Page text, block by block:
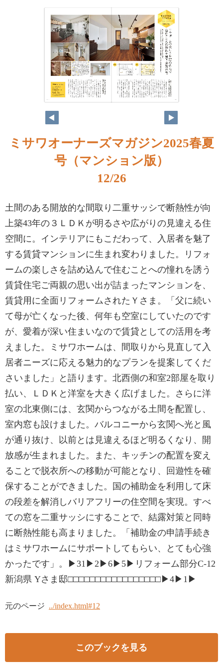
ミサワオーナーズマガジン2025春夏
号（マンション版）
12/26
土間のある開放的な間取り二重サッシで断熱性が向
上築43年の３ＬＤＫが明るさや広がりの見違える住
空間に。インテリアにもこだわって、入居者を魅了
する賃貸マンションに生まれ変わりました。リフォ
ームの楽しさを詰め込んで住むことへの憧れを誘う
賃貸住宅ご両親の思い出が詰まったマンションを、
賃貸用に全面リフォームされたＹさま。「父に続い
て母が亡くなった後、何年も空室にしていたのです
が、愛着が深い住まいなので賃貸としての活用を考
えました。ミサワホームは、間取りから見直して入
居者ニーズに応える魅力的なプランを提案してくだ
さいました」と語ります。北西側の和室2部屋を取り
払い、ＬＤＫと洋室を大きく広げました。さらに洋
室の北東側には、玄関からつながる土間を配置し、
室内窓も設けました。バルコニーから玄関へ光と風
が通り抜け、以前とは見違えるほど明るくなり、開
放感が生まれました。また、キッチンの配置を変え
ることで脱衣所への移動が可能となり、回遊性を確
保することができました。国の補助金を利用して床
の段差を解消しバリアフリーの住空間を実現。すべ
ての窓を二重サッシにすることで、結露対策と同時
に断熱性能も高まりました。「補助金の申請手続き
はミサワホームにサポートしてもらい、とても心強
かったです」。▶31▶2▶6▶5▶リフォーム部分C-12
新潟県 Yさま邸□□□□□□□□□□□□□□□□□▶4▶1▶
元のページ ../index.html#12
このブックを見る